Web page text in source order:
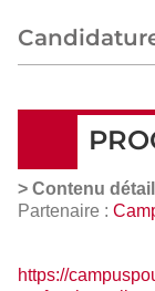
> Contenu
Partenaire :
https://